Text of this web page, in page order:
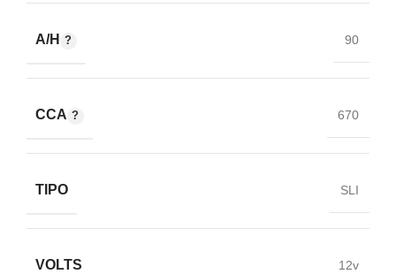
A/H 90
CCA 670
TIPO SLI
VOLTS 12v